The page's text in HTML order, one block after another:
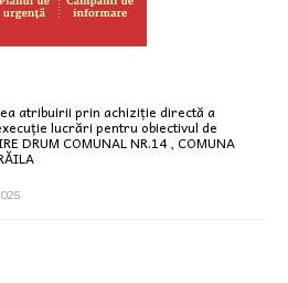
atribuirii prin achiziție directă a
lucrări pentru obiectivul de
DRUM COMUNAL NR.14 , COMUNA